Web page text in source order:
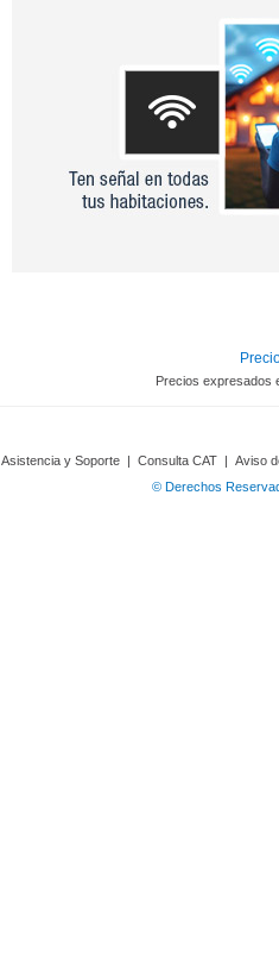
Precios expresados
Asistencia y Soporte | Consulta CAT | Aviso
© Derechos